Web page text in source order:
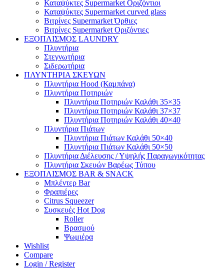
Καταψύκτες Supermarket Οριζόντιοι
Καταψύκτες Supermarket curved glass
Βιτρίνες Supermarket Όρθιες
Βιτρίνες Supermarket Οριζόντιες
ΕΞΟΠΛΙΣΜΟΣ LAUNDRY
Πλυντήρια
Στεγνωτήρια
Σιδερωτήρια
ΠΛΥΝΤΗΡΙΑ ΣΚΕΥΩΝ
Πλυντήρια Hood (Καμπάνα)
Πλυντήρια Ποτηριών
Πλυντήρια Ποτηριών Καλάθι 35×35
Πλυντήρια Ποτηριών Καλάθι 37×37
Πλυντήρια Ποτηριών Καλάθι 40×40
Πλυντήρια Πιάτων
Πλυντήρια Πιάτων Καλάθι 50×40
Πλυντήρια Πιάτων Καλάθι 50×50
Πλυντήρια Διέλευσης / Υψηλής Παραγωγικότητας
Πλυντήρια Σκευών Βαρέως Τύπου
ΕΞΟΠΛΙΣΜΟΣ BAR & SNACK
Μπλέντερ Bar
Φραπιέρες
Citrus Squeezer
Συσκευές Hot Dog
Roller
Βρασμού
Ψωμιέρα
Wishlist
Compare
Login / Register